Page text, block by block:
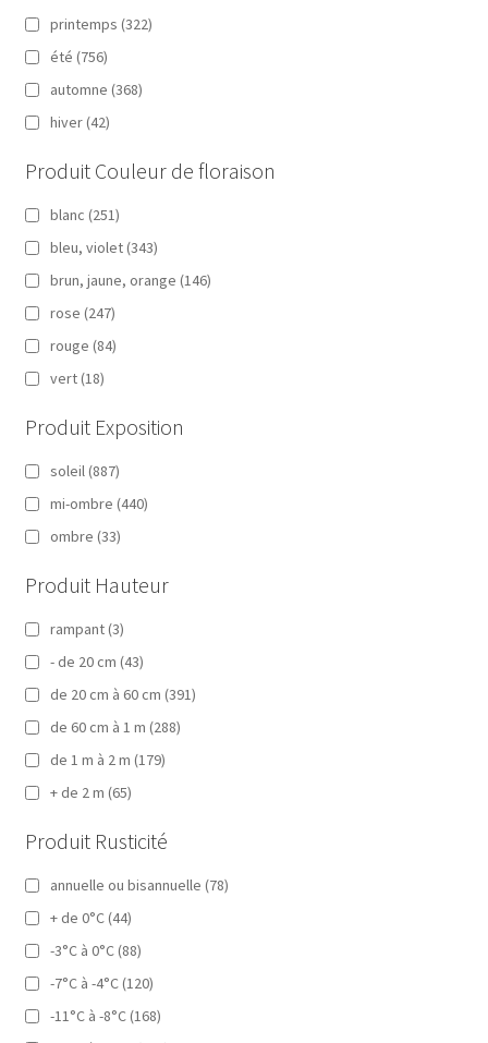
printemps (322)
été (756)
automne (368)
hiver (42)
Produit Couleur de floraison
blanc (251)
bleu, violet (343)
brun, jaune, orange (146)
rose (247)
rouge (84)
vert (18)
Produit Exposition
soleil (887)
mi-ombre (440)
ombre (33)
Produit Hauteur
rampant (3)
- de 20 cm (43)
de 20 cm à 60 cm (391)
de 60 cm à 1 m (288)
de 1 m à 2 m (179)
+ de 2 m (65)
Produit Rusticité
annuelle ou bisannuelle (78)
+ de 0°C (44)
-3°C à 0°C (88)
-7°C à -4°C (120)
-11°C à -8°C (168)